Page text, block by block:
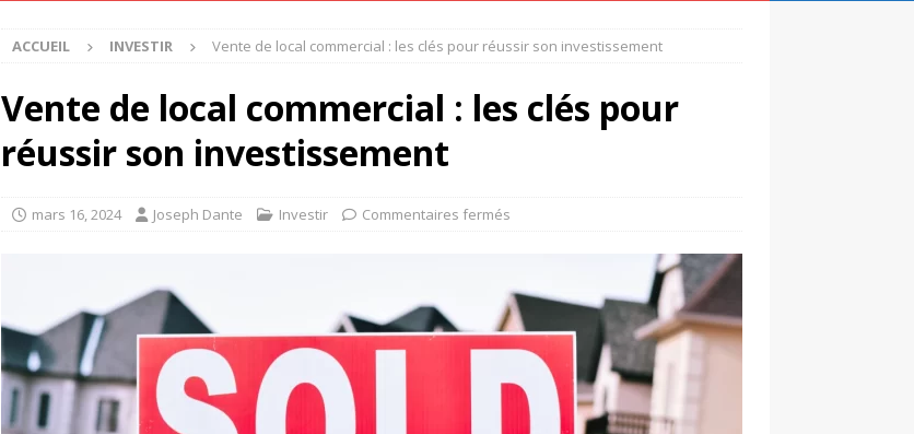
ACCUEIL INVESTIR Vente de local commercial : les clés pour réussir son investissement
Vente de local commercial : les clés pour
réussir son investissement
mars 16, 2024 Joseph Dante Investir Commentaires fermés